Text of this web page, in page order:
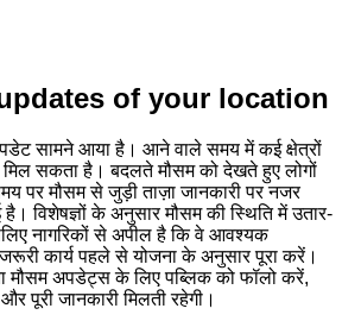
of your location
सामने आया है। आने वाले समय में कई क्षेत्रों
सकता है। बदलते मौसम को देखते हुए लोगों
पर मौसम से जुड़ी ताज़ा जानकारी पर नजर
विशेषज्ञों के अनुसार मौसम की स्थिति में उतार-
नागरिकों से अपील है कि वे आवश्यक
कार्य पहले से योजना के अनुसार पूरा करें।
मौसम अपडेट्स के लिए पब्लिक को फॉलो करें,
पूरी जानकारी मिलती रहेगी।